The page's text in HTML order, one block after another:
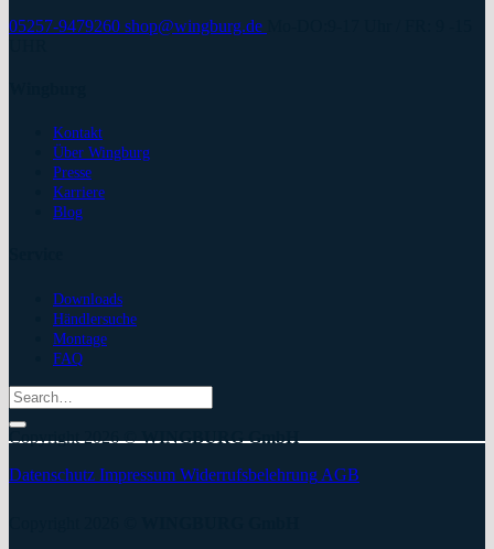
05257-9479260 shop@wingburg.de
Kontakt
Über Wingburg
Presse
Karriere
Blog
Downloads
Händlersuche
Montage
FAQ
Search
for:
Copyright 2026 ©WINGBURG GmbH
Datenschutz Impressum Widerrufsbelehrung AGB